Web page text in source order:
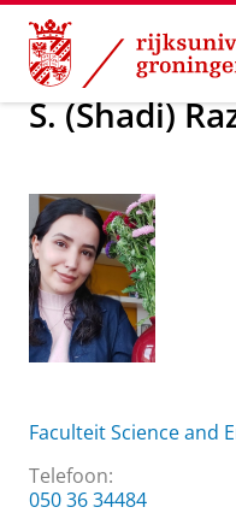
Skip
Content
Skip
Navigation
Over ons
S. (Shadi)
Faculteit Science and
Telefoon:
050 36 34484